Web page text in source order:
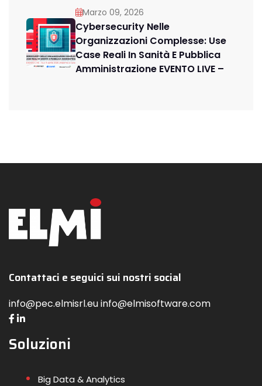
Marzo 09, 2026
Cybersecurity Nelle
Organizzazioni Complesse: Use
Case Reali In Sanità E Pubblica
Amministrazione EVENTO LIVE –
Contattaci e seguici sui nostri social
info@pec.elmisrl.eu info@elmisoftware.com
Soluzioni
Big Data & Analytics